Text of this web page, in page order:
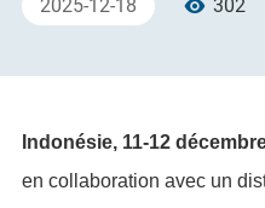
2025-12-18 302
Indonésie, 11-12
en collaboration avec un